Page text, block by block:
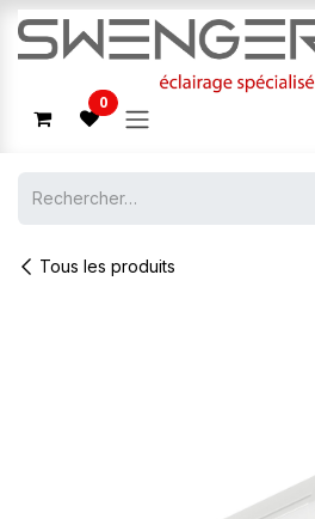
Se rendre au contenu
0
Tous les produits